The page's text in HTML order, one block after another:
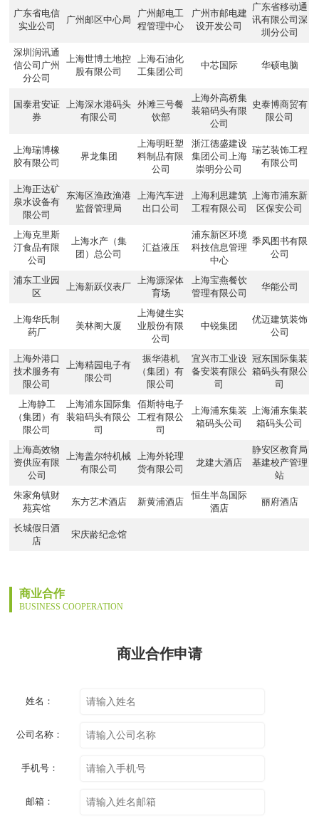
广东省电信
实业公司
广州邮区中心局
广州邮电工
程管理中心
广州市邮电建
设开发公司
广东省移动通
讯有限公司深
圳分公司
深圳润讯通
信公司广州
分公司
上海世博土地控
股有限公司
上海石油化
工集团公司
中芯国际 华硕电脑
国泰君安证
券
上海深水港码头
有限公司
外滩三号餐
饮部
上海外高桥集
装箱码头有限
公司
史泰博商贸有
限公司
上海瑞博橡
胶有限公司
界龙集团
上海明旺塑
料制品有限
公司
浙江德盛建设
集团公司上海
崇明分公司
瑞艺装饰工程
有限公司
上海正达矿
泉水设备有
限公司
东海区渔政渔港
监督管理局
上海汽车进
出口公司
上海利思建筑
工程有限公司
上海市浦东新
区保安公司
上海克里斯
汀食品有限
公司
上海水产（集
团）总公司
汇益液压
浦东新区环境
科技信息管理
中心
季风图书有限
公司
浦东工业园
区
上海新跃仪表厂
上海源深体
育场
上海宝燕餐饮
管理有限公司
华能公司
上海华氏制
药厂
美林阁大厦
上海健生实
业股份有限
公司
中锐集团
优迈建筑装饰
公司
上海外港口
技术服务有
限公司
上海精园电子有
限公司
振华港机
（集团）有
限公司
宜兴市工业设
备安装有限公
司
冠东国际集装
箱码头有限公
司
上海静工
（集团）有
限公司
上海浦东国际集
装箱码头有限公
司
佰斯特电子
工程有限公
司
上海浦东集装
箱码头公司
上海浦东集装
箱码头公司
上海高效物
资供应有限
公司
上海盖尔特机械
有限公司
上海外轮理
货有限公司
龙建大酒店
静安区教育局
基建校产管理
站
朱家角镇财
苑宾馆
东方艺术酒店 新黄浦酒店
恒生半岛国际
酒店
丽府酒店
长城假日酒
店
宋庆龄纪念馆
商业合作
BUSINESS COOPERATION
商业合作申请
姓名：
公司名称：
手机号：
邮箱：